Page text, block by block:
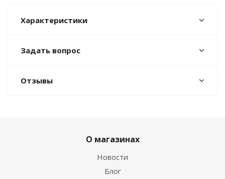
Характеристики
Задать вопрос
Отзывы
О магазинах
Новости
Блог